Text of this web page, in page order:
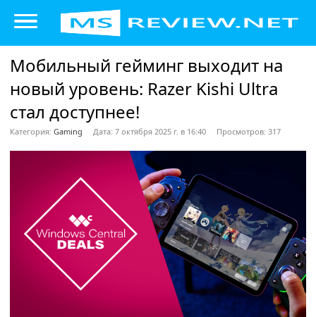
Мобильный гейминг выходит на
новый уровень: Razer Kishi Ultra
стал доступнее!
Категория: Gaming Дата: 7 октября 2025 г. в 16:40 Просмотров: 317